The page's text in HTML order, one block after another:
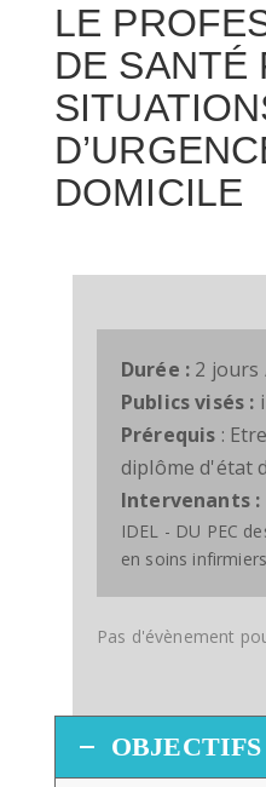
LE
DE SANTÉ
DOMICILE
Durée : 2 jours
Publics visés :
Prérequis :
diplôme d'état
Intervenants :
IDEL - DU PEC
en soins infirmiers
Pas d'évènement
OBJECTIFS